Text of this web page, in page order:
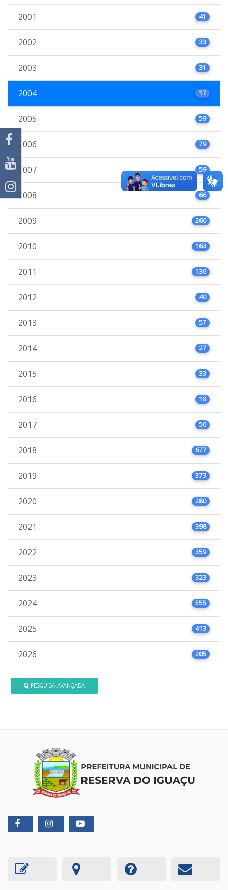
2001 41
2002 33
2003 31
2004 17
2005 59
2006 79
2007 59
2008 66
2009 260
2010 163
2011 136
2012 40
2013 57
2014 27
2015 33
2016 18
2017 50
2018 677
2019 373
2020 280
2021 398
2022 359
2023 323
2024 555
2025 413
2026 205
PESQUISA AVANÇADA